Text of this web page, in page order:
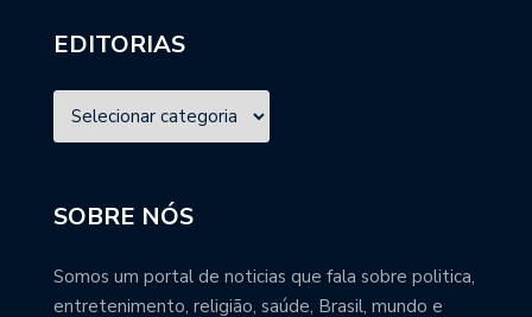
EDITORIAS
SOBRE NÓS
Somos um portal de noticias que fala sobre politica,
entretenimento, religião, saúde, Brasil, mundo e